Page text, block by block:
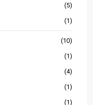
(5)
(1)
(10)
(1)
(4)
(1)
(1)